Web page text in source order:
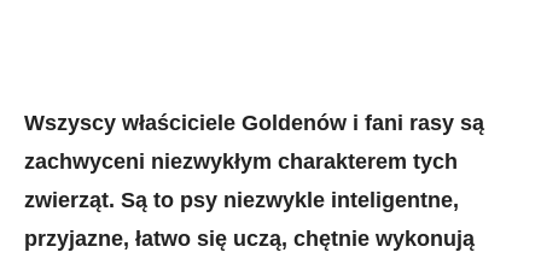
Wszyscy właściciele Goldenów i fani rasy są
zachwyceni niezwykłym charakterem tych
zwierząt. Są to psy niezwykle inteligentne,
przyjazne, łatwo się uczą, chętnie wykonują